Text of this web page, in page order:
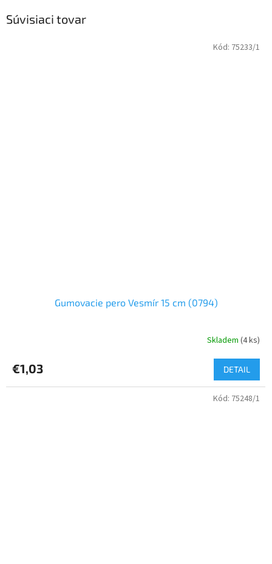
Súvisiaci tovar
Gumovacie pero Vesmír 15 cm (0794)
Skladem (4 ks)
€1,03 DETAIL
Kód: 75233/1
Kód: 75248/1